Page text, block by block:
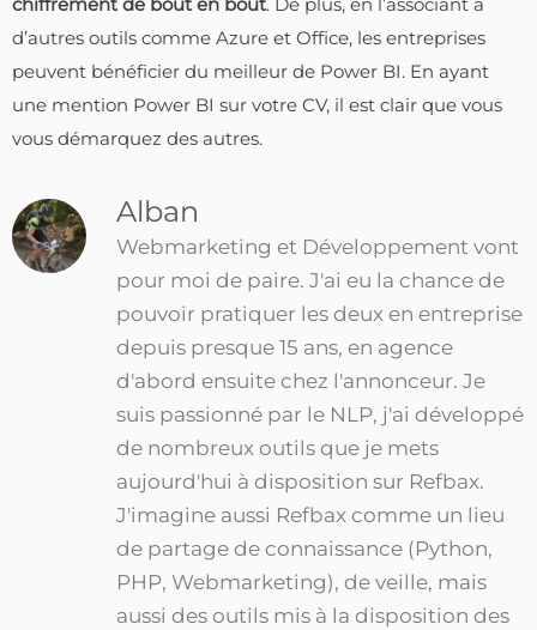
chiffrement de bout en bout. De plus, en l’associant à
d’autres outils comme Azure et Office, les entreprises
peuvent bénéficier du meilleur de Power BI. En ayant
une mention Power BI sur votre CV, il est clair que vous
vous démarquez des autres.
Alban
Webmarketing et Développement vont
pour moi de paire. J'ai eu la chance de
pouvoir pratiquer les deux en entreprise
depuis presque 15 ans, en agence
d'abord ensuite chez l'annonceur. Je
suis passionné par le NLP, j'ai développé
de nombreux outils que je mets
aujourd'hui à disposition sur Refbax.
J'imagine aussi Refbax comme un lieu
de partage de connaissance (Python,
PHP, Webmarketing), de veille, mais
aussi des outils mis à la disposition des